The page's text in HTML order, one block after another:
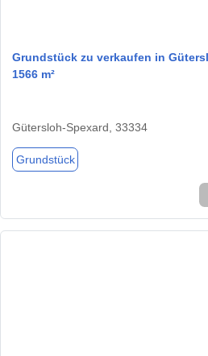
Grundstück zu verkaufen in
1566 m²
Gütersloh-Spexard, 33334
Grundstück